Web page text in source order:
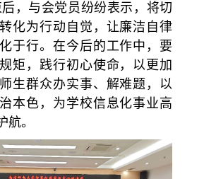
，与会党员纷纷表示，将切
化为行动自觉，让廉洁自律
于行。在今后的工作中，要
矩，践行初心使命，以更加
生群众办实事、解难题，以
本色，为学校信息化事业高
航。